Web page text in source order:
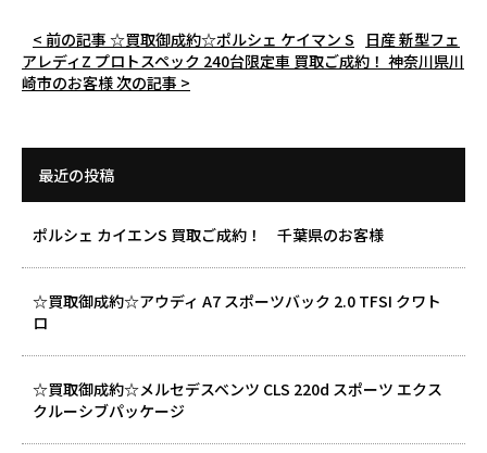
< 前の記事 ☆買取御成約☆ポルシェ ケイマン S
日産 新型フェ
アレディZ プロトスペック 240台限定車 買取ご成約！ 神奈川県川
崎市のお客様次の記事 >
最近の投稿
ポルシェ カイエンS 買取ご成約！ 千葉県のお客様
☆買取御成約☆アウディ A7 スポーツバック 2.0 TFSI クワト
ロ
☆買取御成約☆メルセデスベンツ CLS 220d スポーツ エクス
クルーシブパッケージ